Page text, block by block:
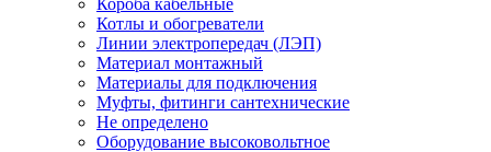
Короба кабельные
Котлы и обогреватели
Линии электропередач (ЛЭП)
Материал монтажный
Материалы для подключения
Муфты, фитинги сантехнические
Не определено
Оборудование высоковольтное